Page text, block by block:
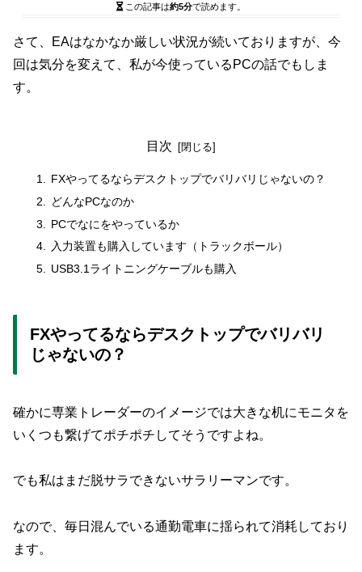
この記事は約5分で読めます。
さて、EAはなかなか厳しい状況が続いておりますが、今
回は気分を変えて、私が今使っているPCの話でもしま
す。
目次
FXやってるならデスクトップでバリバリじゃないの？
どんなPCなのか
PCでなにをやっているか
入力装置も購入しています（トラックボール）
USB3.1ライトニングケーブルも購入
FXやってるならデスクトップでバリバリ
じゃないの？
確かに専業トレーダーのイメージでは大きな机にモニタを
いくつも繋げてポチポチしてそうですよね。
でも私はまだ脱サラできないサラリーマンです。
なので、毎日混んでいる通勤電車に揺られて消耗しており
ます。